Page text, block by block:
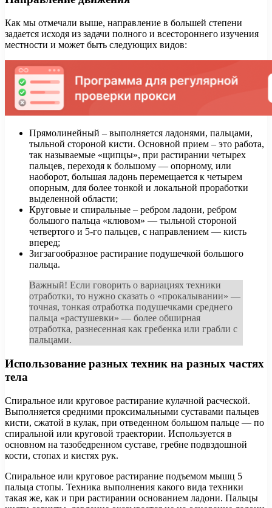
Как мы отмечали выше, направление в большей степени
задается исходя из задачи полного и всестороннего изучения
местности и может быть следующих видов:
Прямолинейный – выполняется ладонями, пальцами,
тыльной стороной кисти. Основной прием – это работа,
так называемые «щипцы», при растирании четырех
пальцев, переходя к большому — опорному, или
наоборот, большая ладонь перемещается к четырем
опорным, для более тонкой и локальной проработки
выделенной области;
Круговые и спиральные – ребром ладони, ребром
большого пальца «клювом» — тыльной стороной
четвертого и 5-го пальцев, с направлением — кисть
вперед;
Зигзагообразное растирание подушечкой большого
пальца.
Важный! Если говорить о вариациях техники
отработки, то нужно сказать о «прокалывании» —
точная, тонкая отработка подушечками среднего
пальца «растушевки» — более обширная
отработка, разнесенная как гребенка или грабли с
пальцами.
Использование разных техник на разных частях
тела
Спиральное или круговое растирание кулачной расческой.
Выполняется средними проксимальными суставами пальцев
кисти, сжатой в кулак, при отведенном большом пальце — по
спиральной или круговой траектории. Используется в
основном на тазобедренном суставе, гребне подвздошной
кости, стопах и кистях рук.
Спиральное или круговое растирание подъемом мышц 5
пальца стопы. Техника выполнения какого вида техники
такая же, как и при растирании основанием ладони. Пальцы